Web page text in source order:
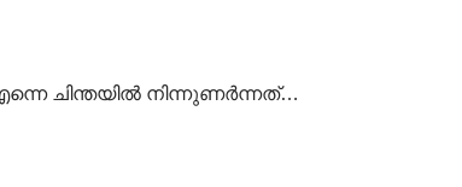
ചിന്തയില്‍ നിന്നുണര്‍ന്നത്…